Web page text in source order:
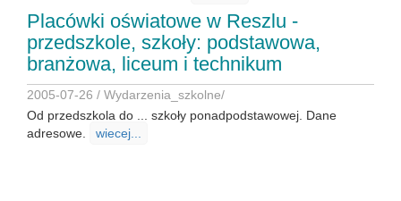
Placówki oświatowe w Reszlu -
przedszkole, szkoły: podstawowa,
branżowa, liceum i technikum
2005-07-26 / Wydarzenia_szkolne/
Od przedszkola do ... szkoły ponadpodstawowej. Dane
adresowe.
wiecej...